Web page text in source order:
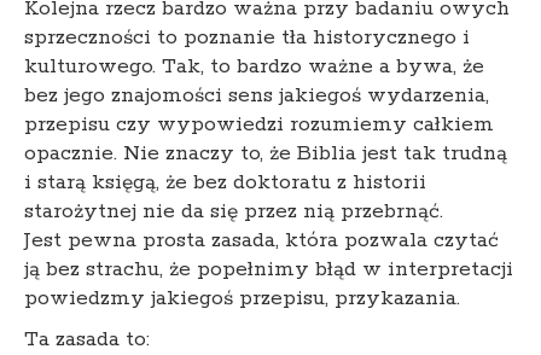
Kolejna rzecz bardzo ważna przy badaniu owych
sprzeczności to poznanie tła historycznego i
kulturowego. Tak, to bardzo ważne a bywa, że
bez jego znajomości sens jakiegoś wydarzenia,
przepisu czy wypowiedzi rozumiemy całkiem
opacznie. Nie znaczy to, że Biblia jest tak trudną
i starą księgą, że bez doktoratu z historii
starożytnej nie da się przez nią przebrnąć.
Jest pewna prosta zasada, która pozwala czytać
ją bez strachu, że popełnimy błąd w interpretacji
powiedzmy jakiegoś przepisu, przykazania.
Ta zasada to: